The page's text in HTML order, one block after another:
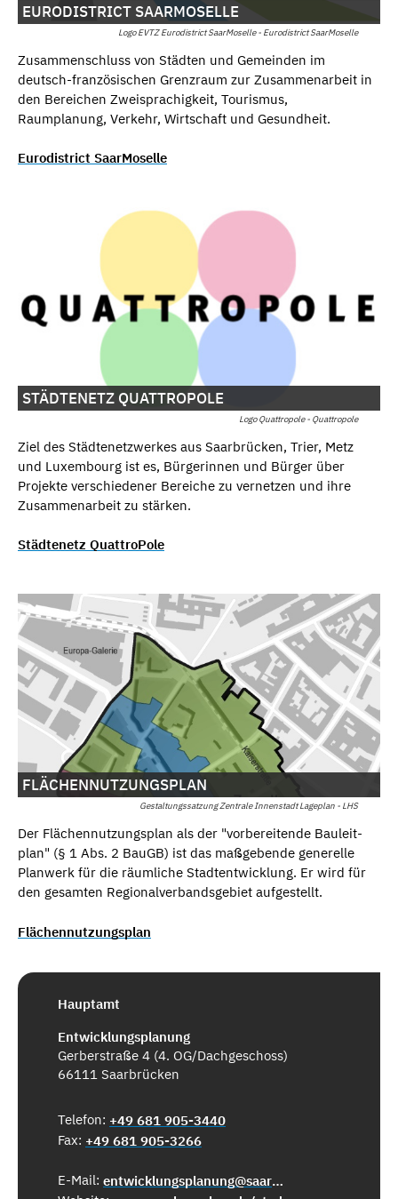
Logo EVTZ Eurodistrict SaarMoselle - Eurodistrict SaarMoselle
EURODISTRICT SAARMOSELLE
Zusammenschluss von Städten und Gemeinden im
deutsch-französischen Grenzraum zur Zusammenarbeit in
den Bereichen Zweisprachigkeit, Tourismus,
Raumplanung, Verkehr, Wirtschaft und Gesundheit.
Eurodistrict SaarMoselle
Logo Quattropole - Quattropole
STÄDTENETZ QUATTROPOLE
Ziel des Städtenetzwerkes aus Saarbrücken, Trier, Metz
und Luxembourg ist es, Bürgerinnen und Bürger über
Projekte verschiedener Bereiche zu vernetzen und ihre
Zusammenarbeit zu stärken.
Städtenetz QuattroPole
Gestaltungssatzung Zentrale Innenstadt Lageplan - LHS
FLÄCHENNUTZUNGSPLAN
Der Flächen­nut­­zungs­­­plan als der "vorbe­rei­ten­de Bauleit­­
plan" (§ 1 Abs. 2 BauGB) ist das maßgebende generelle
Planwerk für die räumliche Stadt­­ent­wick­­lung. Er wird für
den gesamten Regionalverbandsgebiet aufgestellt.
Flächennutzungsplan
Hauptamt
Entwicklungsplanung
Gerberstraße 4 (4. OG/Dachgeschoss)
66111 Saarbrücken
Telefon: +49 681 905-3440
Fax: +49 681 905-3266
E-Mail:
entwicklungsplanung@saarbruecken.de